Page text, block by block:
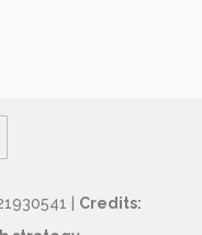
| Credits: